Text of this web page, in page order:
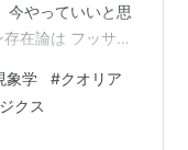
今やっていいと思
在論は フッサー
出来事） ネーゲ
まった。ここで
ウ以降）と会う
象学 #クオリア
クス